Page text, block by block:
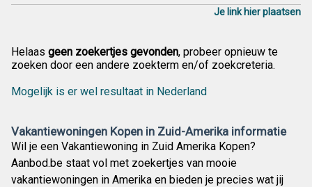
Je link hier plaatsen
Helaas geen zoekertjes gevonden, probeer opnieuw te
zoeken door een andere zoekterm en/of zoekcreteria.
Mogelijk is er wel resultaat in Nederland
Vakantiewoningen Kopen in Zuid-Amerika informatie
Wil je een Vakantiewoning in Zuid Amerika Kopen?
Aanbod.be staat vol met zoekertjes van mooie
vakantiewoningen in Amerika en bieden je precies wat jij